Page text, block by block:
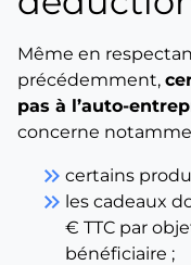
Même en
précédemment,
pas à l’auto-
concerne
keyboard_double_arrow_right certains
keyboard_double_arrow_right les cadeaux
€ TTC par
bénéficiaire ;